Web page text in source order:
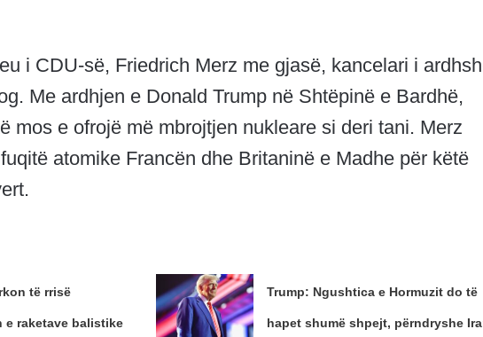
i CDU-së, Friedrich Merz me gjasë, kancelari i
Me ardhjen e Donald Trump në Shtëpinë e Bardhë,
mos e ofrojë më mbrojtjen nukleare si deri tani. Merz
atomike Francën dhe Britaninë e Madhe për këtë
të rrisë
e raketave balistike
Trump: Ngushtica e Hormuzit do të
hapet shumë shpejt, përndryshe